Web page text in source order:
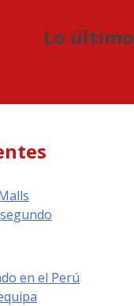
Lo último
en el Perú